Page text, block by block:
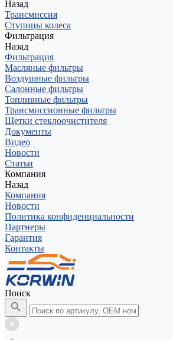
Назад
Трансмиссия
Ступицы колеса
Фильтрация
Назад
Фильтрация
Масляные фильтры
Воздушные фильтры
Салонные фильтры
Топливные фильтры
Трансмиссионные фильтры
Щетки стеклоочистителя
Документы
Видео
Новости
Статьи
Компания
Назад
Компания
Новости
Политика конфиденциальности
Партнеры
Гарантия
Контакты
Поиск